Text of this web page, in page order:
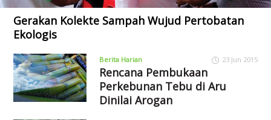
Gerakan Kolekte Sampah Wujud Pertobatan
Ekologis
Berita Harian 23 Jun 2015
Rencana Pembukaan
Perkebunan Tebu di Aru
Dinilai Arogan